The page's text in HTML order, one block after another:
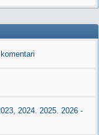
2024. 2025. 2026 -